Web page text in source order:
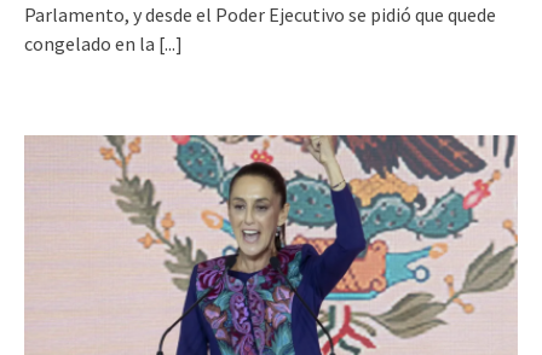
Parlamento, y desde el Poder Ejecutivo se pidió que quede
congelado en la [...]